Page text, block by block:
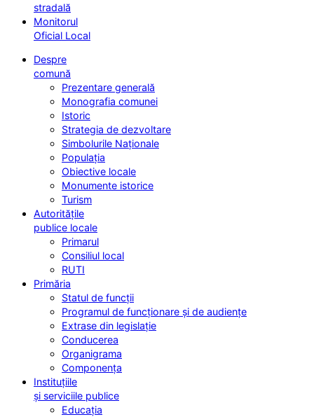
stradală
Monitorul
Oficial Local
Despre
comună
Prezentare generală
Monografia comunei
Istoric
Strategia de dezvoltare
Simbolurile Naționale
Populația
Obiective locale
Monumente istorice
Turism
Autoritățile
publice locale
Primarul
Consiliul local
RUTI
Primăria
Statul de funcții
Programul de funcționare și de audiențe
Extrase din legislație
Conducerea
Organigrama
Componența
Instituțiile
și serviciile publice
Educația